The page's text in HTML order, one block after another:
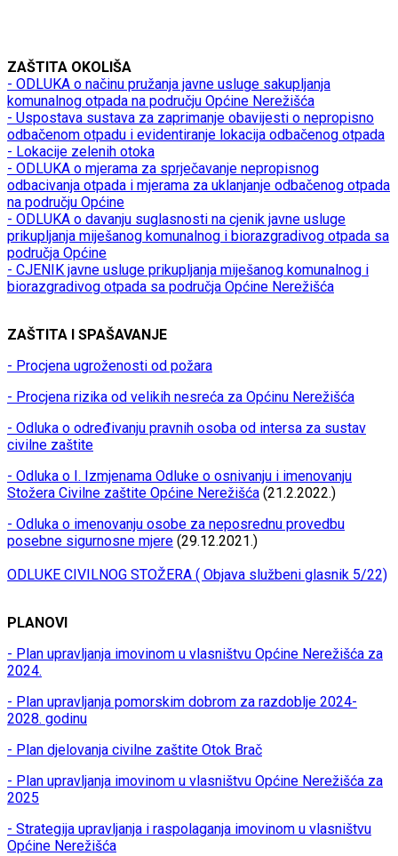
ZAŠTITA OKOLIŠA
- ODLUKA o načinu pružanja javne usluge sakupljanja
komunalnog otpada na području Općine Nerežišća
- Uspostava sustava za zaprimanje obavijesti o nepropisno
odbačenom otpadu i evidentiranje lokacija odbačenog otpada
- Lokacije zelenih otoka
- ODLUKA o mjerama za sprječavanje nepropisnog
odbacivanja otpada i mjerama za uklanjanje odbačenog otpada
na području Općine
- ODLUKA o davanju suglasnosti na cjenik javne usluge
prikupljanja miješanog komunalnog i biorazgradivog otpada sa
područja Općine
- CJENIK javne usluge prikupljanja miješanog komunalnog i
biorazgradivog otpada sa područja Općine Nerežišća
ZAŠTITA I SPAŠAVANJE
- Procjena ugroženosti od požara
- Procjena rizika od velikih nesreća za Općinu Nerežišća
- Odluka o određivanju pravnih osoba od intersa za sustav
civilne zaštite
- Odluka o I. Izmjenama Odluke o osnivanju i imenovanju
Stožera Civilne zaštite Općine Nerežišća (21.2.2022.)
- Odluka o imenovanju osobe za neposrednu provedbu
posebne sigurnosne mjere (29.12.2021.)
ODLUKE CIVILNOG STOŽERA ( Objava službeni glasnik 5/22)
PLANOVI
- Plan upravljanja imovinom u vlasništvu Općine Nerežišća za
2024.
- Plan upravljanja pomorskim dobrom za razdoblje 2024-
2028. godinu
- Plan djelovanja civilne zaštite Otok Brač
- Plan upravljanja imovinom u vlasništvu Općine Nerežišća za
2025
- Strategija upravljanja i raspolaganja imovinom u vlasništvu
Općine Nerežišća